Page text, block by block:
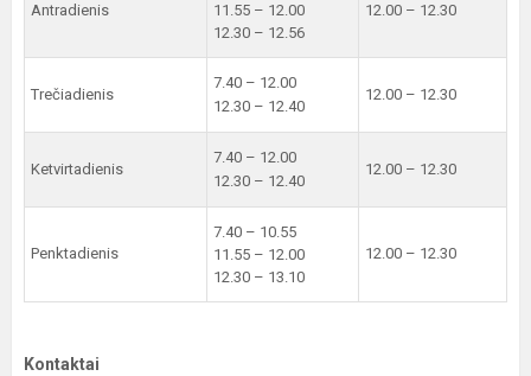
Antradienis
11.55 – 12.00
12.30 – 12.56
12.00 – 12.30
Trečiadienis
7.40 – 12.00
12.30 – 12.40
12.00 – 12.30
Ketvirtadienis
7.40 – 12.00
12.30 – 12.40
12.00 – 12.30
Penktadienis
7.40 – 10.55
11.55 – 12.00
12.30 – 13.10
12.00 – 12.30
Kontaktai